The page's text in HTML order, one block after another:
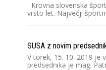
Krovna slovenska
vrsto let. Največji
SUSA z novim
V torek, 15. 10. 2019 je
predsednika je mag.